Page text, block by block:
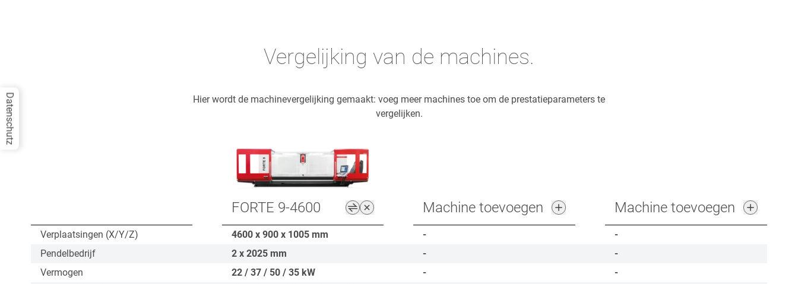
Vergelijking van de machines.
Hier wordt de machinevergelijking gemaakt: voeg meer machines toe om de prestatieparameters te
vergelijken.
FORTE 9-4600 Machine toevoegen Machine toevoegen
Verplaatsingen (X/Y/Z) 4600 x 900 x 1005 mm -
-
Pendelbedrijf
2 x 2025 mm -
-
Vermogen
22 / 37 / 50 / 35 kW -
-
Datenschutz